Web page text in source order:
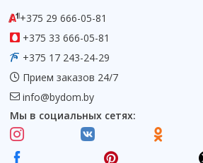
+375 29 666-05-81
+375 33 666-05-81
+375 17 243-24-29
Прием заказов 24/7
info@bydom.by
Мы в социальных сетях: